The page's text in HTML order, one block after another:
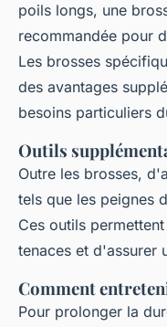
poils longs, une
recommandée pour
Les brosses
des avantages
besoins particuliers
Outils
Outre les brosses,
tels que les peignes
Ces outils
tenaces et d'assurer
Comment
Pour prolonger la